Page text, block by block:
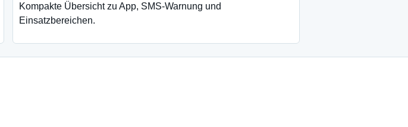
Kompakte Übersicht zu App, SMS-Warnung und
Einsatzbereichen.